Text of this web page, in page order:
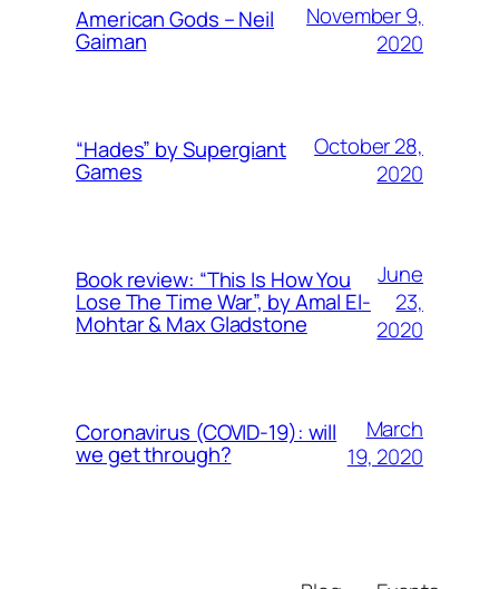
American Gods – Neil
Gaiman
November 9,
2020
“Hades” by Supergiant
Games
October 28,
2020
Book review: “This Is How You
Lose The Time War”, by Amal El-
Mohtar & Max Gladstone
June
23,
2020
Coronavirus (COVID-19): will
we get through?
March
19, 2020